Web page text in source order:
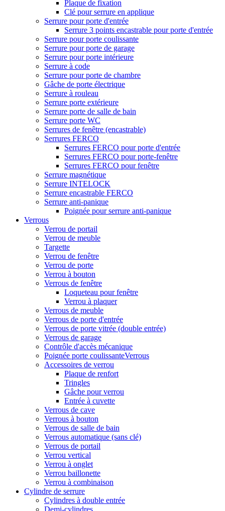
Plaque de fixation
Clé pour serrure en applique
Serrure pour porte d'entrée
Serrure 3 points encastrable pour porte d'entrée
Serrure pour porte coulissante
Serrure pour porte de garage
Serrure pour porte intérieure
Serrure à code
Serrure pour porte de chambre
Gâche de porte électrique
Serrure à rouleau
Serrure porte extérieure
Serrure porte de salle de bain
Serrure porte WC
Serrures de fenêtre (encastrable)
Serrures FERCO
Serrures FERCO pour porte d'entrée
Serrures FERCO pour porte-fenêtre
Serrures FERCO pour fenêtre
Serrure magnétique
Serrure INTELOCK
Serrure encastrable FERCO
Serrure anti-panique
Poignée pour serrure anti-panique
Verrous
Verrou de portail
Verrou de meuble
Targette
Verrou de fenêtre
Verrou de porte
Verrou à bouton
Verrous de fenêtre
Loqueteau pour fenêtre
Verrou à plaquer
Verrous de meuble
Verrous de porte d'entrée
Verrous de porte vitrée (double entrée)
Verrous de garage
Contrôle d'accès mécanique
Poignée porte coulissanteVerrous
Accessoires de verrou
Plaque de renfort
Tringles
Gâche pour verrou
Entrée à cuvette
Verrous de cave
Verrous à bouton
Verrous de salle de bain
Verrous automatique (sans clé)
Verrous de portail
Verrou vertical
Verrou à onglet
Verrou baillonette
Verrou à combinaison
Cylindre de serrure
Cylindres à double entrée
Demi-cylindres